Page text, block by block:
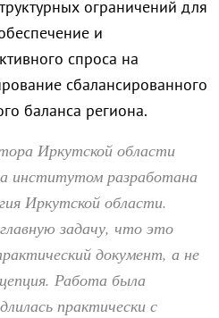
ограничений для
и
спроса на
сбалансированного
баланса региона.
Иркутской области
институтом разработана
Иркутской области.
задачу, что это
документ, а не
Работа была
практически с